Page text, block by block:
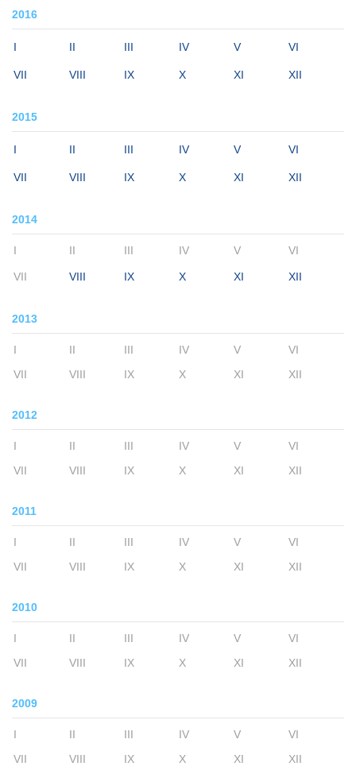
2016
I II III IV V VI
VII VIII IX X XI XII
2015
I II III IV V VI
VII VIII IX X XI XII
2014
I II III IV V VI
VII VIII IX X XI XII
2013
I II III IV V
VI
VII
VIII IX X XI XII
2012
I II III IV V
VI
VII
VIII IX X XI XII
2011
I II III IV V
VI
VII
VIII IX X XI XII
2010
I II III IV V
VI
VII
VIII IX X XI XII
2009
I II III IV V
VI
VII
VIII IX X XI XII